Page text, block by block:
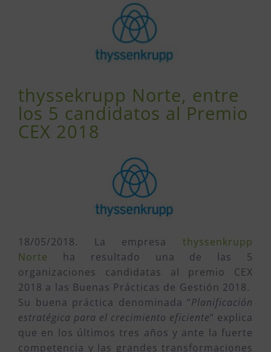
thyssekrupp Norte, entre
los 5 candidatos al Premio
CEX 2018
18/05/2018. La empresa thyssenkrupp
Norte ha resultado una de las 5
organizaciones candidatas al premio CEX
2018 a las Buenas Prácticas de Gestión 2018.
Su buena práctica denominada “Planificación
estratégica para el crecimiento eficiente” explica
que en los últimos tres años y ante la fuerte
competencia y las grandes transformaciones